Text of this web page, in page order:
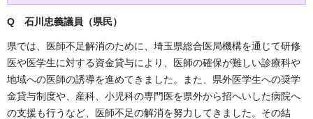
Q 石川忠義議員（県民）
県では、医師不足解消のために、埼玉県総合医局機構を通じて研修
医や医学生に対する資金貸与により、医師の確保が難しい診療科や
地域への医師の誘導を進めてきました。また、県外医学生への奨学
金貸与制度や、産科、小児科の専門医を県外から招へいした病院へ
の支援も行うなど、医師不足の解消を努力してきました。その結